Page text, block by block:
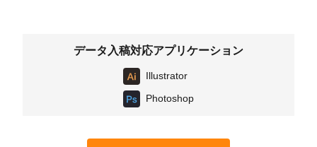
データ入稿対応アプリケーション
Illustrator
Photoshop